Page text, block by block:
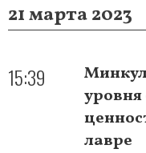
21 марта 2023
15:39
лавре